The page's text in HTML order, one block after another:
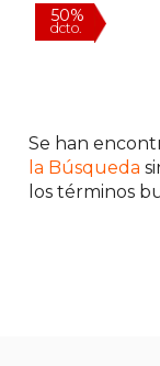
Se han
la Búsqueda
los términos